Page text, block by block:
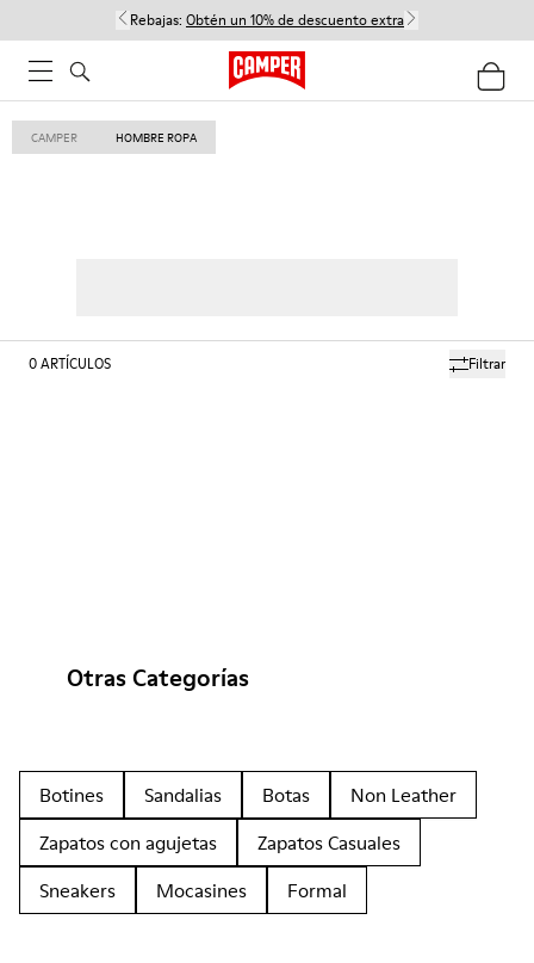
Rebajas: Obtén un 10% de descuento extra
CAMPER HOMBRE ROPA
Filtrar
0ARTÍCULOS
Otras Categorías
Botines Sandalias Botas
Non Leather
Zapatos con agujetas
Zapatos Casuales
Sneakers
Mocasines Formal